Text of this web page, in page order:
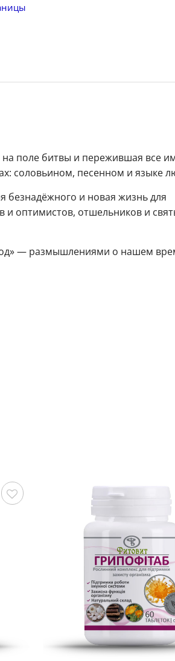
на поле битвы и пережившая все
соловьином, песенном и языке
безнадёжного и новая жизнь для
оптимистов, отшельников и
— размышлениями о нашем